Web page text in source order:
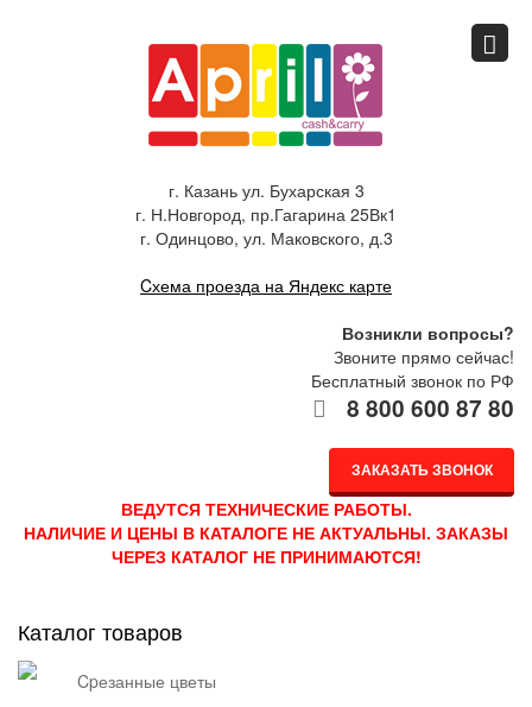
г. Казань ул. Бухарская 3
г. Н.Новгород, пр.Гагарина 25Вк1
г. Одинцово, ул. Маковского, д.3
Cхема проезда на Яндекс карте
Возникли вопросы?
Звоните прямо сейчас!
Бесплатный звонок по РФ
8 800 600 87 80
ЗАКАЗАТЬ ЗВОНОК
Главная
Спец.предложения
Как купить
Доставка
Контакты
ВЕДУТСЯ ТЕХНИЧЕСКИЕ РАБОТЫ.
НАЛИЧИЕ И ЦЕНЫ В КАТАЛОГЕ НЕ АКТУАЛЬНЫ. ЗАКАЗЫ
ЧЕРЕЗ КАТАЛОГ НЕ ПРИНИМАЮТСЯ!
Каталог товаров
cpезанные цветы